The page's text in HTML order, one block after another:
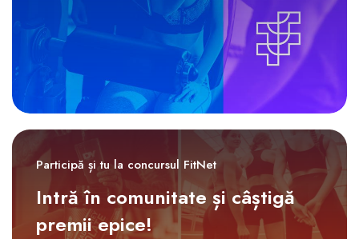
Participă și tu la concursul FitNet
Intră în comunitate și câștigă
premii epice!